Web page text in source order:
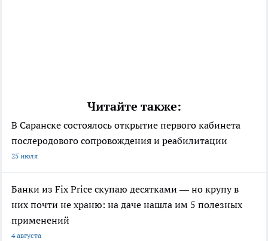
Читайте также:
В Саранске состоялось открытие первого кабинета
послеродового сопровождения и реабилитации
25 июля
Банки из Fix Price скупаю десятками — но крупу в
них почти не храню: на даче нашла им 5 полезных
применений
4 августа